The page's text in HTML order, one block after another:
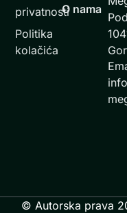
privatnosti
Politika
kolačića
O nama
© Autorska prava